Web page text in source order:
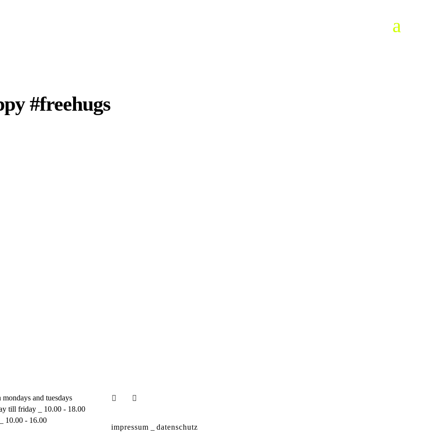
#freehugs
mondays and tuesdays
till friday _ 10.00 - 18.00
10.00 - 16.00
impressum
datenschutz